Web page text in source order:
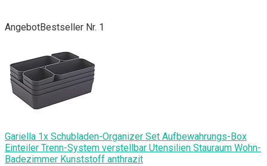
AngebotBestseller Nr. 1
Gariella 1x Schubladen-Organizer Set Aufbewahrungs-Box
Einteiler Trenn-System verstellbar Utensilien Stauraum Wohn-
Badezimmer Kunststoff anthrazit